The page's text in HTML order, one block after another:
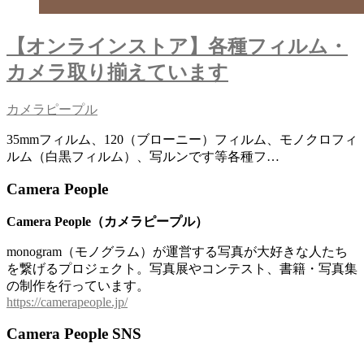
【オンラインストア】各種フィルム・
カメラ取り揃えています
カメラピープル
35mmフィルム、120（ブローニー）フィルム、モノクロフィ
ルム（白黒フィルム）、写ルンです等各種フ…
Camera People
Camera People（カメラピープル）
monogram（モノグラム）が運営する写真が大好きな人たち
を繋げるプロジェクト。写真展やコンテスト、書籍・写真集
の制作を行っています。
https://camerapeople.jp/
Camera People SNS